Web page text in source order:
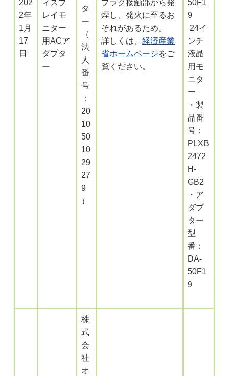
202
2年
1月
17
日
ィスプ
レイモ
ニター
用ACア
ダプタ
ー
タ
ー
（
法
人
番
号
：
20
10
50
10
29
27
9
）
プラグ接触部から発
煙し、発火に至るお
それがあるため。
詳しくは、経済産業
省ホームページをご
覧ください。
50F1
9
24イ
ンチ
液晶
用モ
ニタ
ー
・製
品番
号：
PLXB
2472
H-
GB2
・ア
ダプ
ター
型
番：
DA-
50F1
9
株
式
会
社
オ